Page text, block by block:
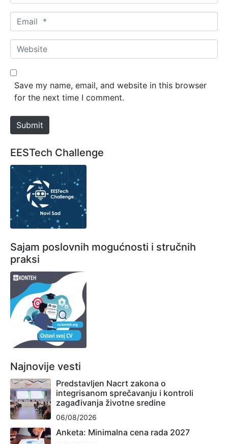
a
m
*
m
a
*
W
e
b
e
Save my name, email, and website in this browser
for the next time I comment.
Submit
EESTech Challenge
Sajam poslovnih mogućnosti i stručnih
praksi
Najnovije vesti
Predstavljen Nacrt zakona o
integrisanom sprečavanju i kontroli
zagađivanja životne sredine
06/08/2026
Anketa: Minimalna cena rada 2027